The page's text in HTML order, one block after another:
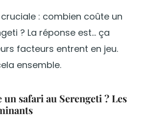
: combien coûte un
? La réponse est... ça
facteurs entrent en jeu.
ensemble.
safari au Serengeti ? Les